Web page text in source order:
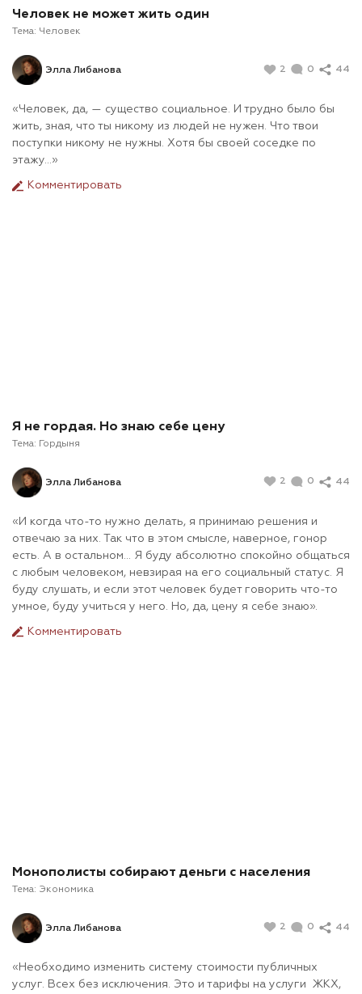
Человек не может жить один
Тема: Человек
Элла Либанова 2 0 44
«Человек, да, — существо социальное. И трудно было бы
жить, зная, что ты никому из людей не нужен. Что твои
поступки никому не нужны. Хотя бы своей соседке по
этажу…»
Комментировать
Я не гордая. Но знаю себе цену
Тема: Гордыня
Элла Либанова 2 0 44
«И когда что-то нужно делать, я принимаю решения и
отвечаю за них. Так что в этом смысле, наверное, гонор
есть. А в остальном… Я буду абсолютно спокойно общаться
с любым человеком, невзирая на его социальный статус. Я
буду слушать, и если этот человек будет говорить что-то
умное, буду учиться у него. Но, да, цену я себе знаю».
Комментировать
Монополисты собирают деньги с населения
Тема: Экономика
Элла Либанова 2 0 44
«Необходимо изменить систему стоимости публичных
услуг. Всех без исключения. Это и тарифы на услуги ЖКХ,